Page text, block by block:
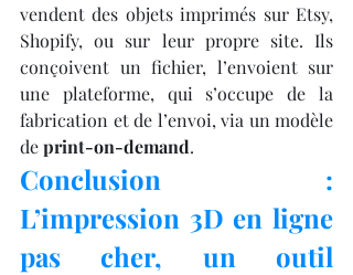
vendent des objets imprimés sur Etsy,
Shopify, ou sur leur propre site. Ils
conçoivent un fichier, l’envoient sur
une plateforme, qui s’occupe de la
fabrication et de l’envoi, via un modèle
de print-on-demand.
Conclusion :
L’impression 3D en ligne
pas cher, un outil